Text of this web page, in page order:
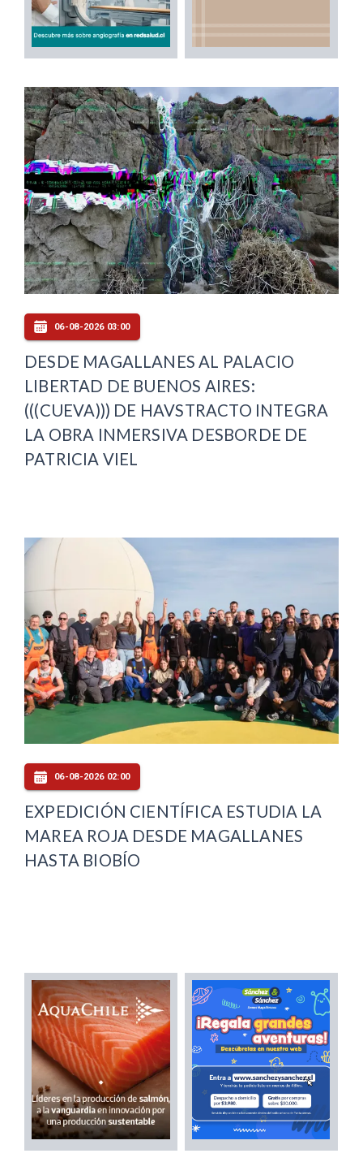
06-08-2026 03:00
DESDE MAGALLANES AL PALACIO
LIBERTAD DE BUENOS AIRES:
(((CUEVA))) DE HAVSTRACTO INTEGRA
LA OBRA INMERSIVA DESBORDE DE
PATRICIA VIEL
06-08-2026 02:00
EXPEDICIÓN CIENTÍFICA ESTUDIA LA
MAREA ROJA DESDE MAGALLANES
HASTA BIOBÍO